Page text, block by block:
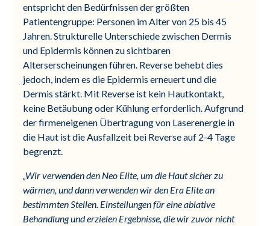
entspricht den Bedürfnissen der größten
Patientengruppe: Personen im Alter von 25 bis 45
Jahren. Strukturelle Unterschiede zwischen Dermis
und Epidermis können zu sichtbaren
Alterserscheinungen führen. Reverse behebt dies
jedoch, indem es die Epidermis erneuert und die
Dermis stärkt. Mit Reverse ist kein Hautkontakt,
keine Betäubung oder Kühlung erforderlich. Aufgrund
der firmeneigenen Übertragung von Laserenergie in
die Haut ist die Ausfallzeit bei Reverse auf 2-4 Tage
begrenzt.
„Wir verwenden den Neo Elite, um die Haut sicher zu
wärmen, und dann verwenden wir den Era Elite an
bestimmten Stellen. Einstellungen für eine ablative
Behandlung und erzielen Ergebnisse, die wir zuvor nicht